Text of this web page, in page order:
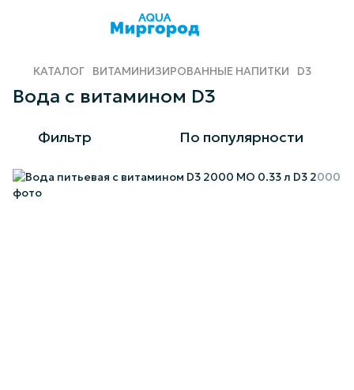
КАТАЛОГ ВИТАМИНИЗИРОВАННЫЕ НАПИТКИ D3
Вода с витамином D3
Фильтр По популярности